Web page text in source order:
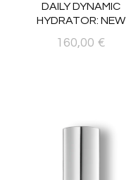
DAILY DYNAMIC
HYDRATOR: NEW
160,00 €